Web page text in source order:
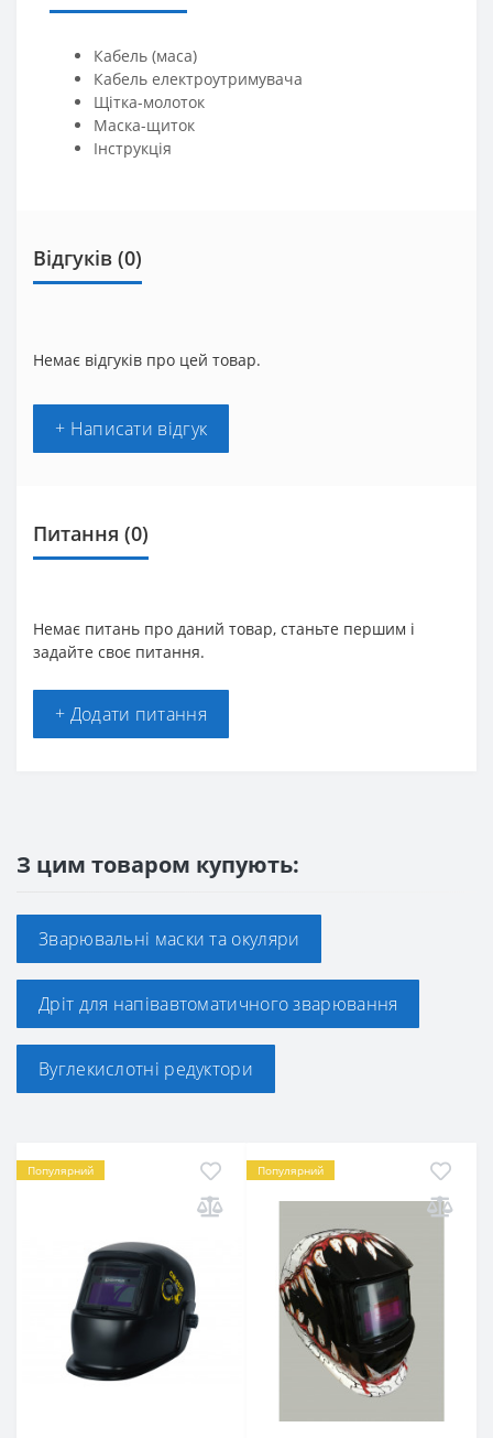
Кабель (маса)
Кабель електроутримувача
Щітка-молоток
Маска-щиток
Інструкція
Відгуків (0)
Немає відгуків про цей товар.
+ Написати відгук
Питання (0)
Немає питань про даний товар, станьте першим і
задайте своє питання.
+ Додати питання
З цим товаром купують:
Зварювальні маски та окуляри
Дріт для напівавтоматичного зварювання
Вуглекислотні редуктори
Популярний Популярний